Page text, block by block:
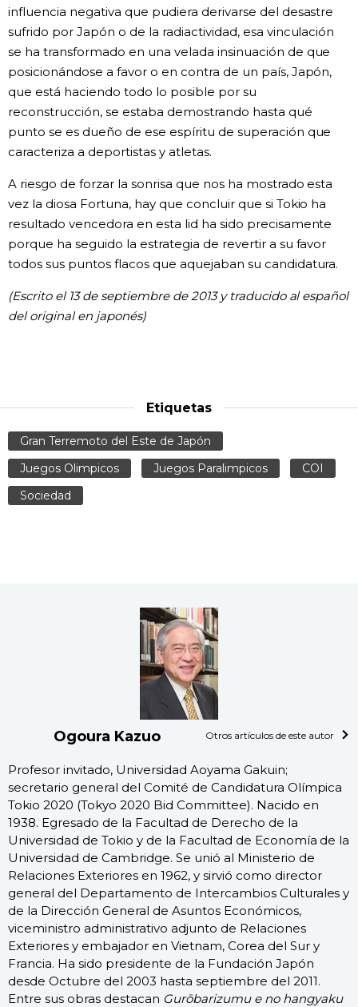
influencia negativa que pudiera derivarse del desastre
sufrido por Japón o de la radiactividad, esa vinculación
se ha transformado en una velada insinuación de que
posicionándose a favor o en contra de un país, Japón,
que está haciendo todo lo posible por su
reconstrucción, se estaba demostrando hasta qué
punto se es dueño de ese espíritu de superación que
caracteriza a deportistas y atletas.
A riesgo de forzar la sonrisa que nos ha mostrado esta
vez la diosa Fortuna, hay que concluir que si Tokio ha
resultado vencedora en esta lid ha sido precisamente
porque ha seguido la estrategia de revertir a su favor
todos sus puntos flacos que aquejaban su candidatura.
(Escrito el 13 de septiembre de 2013 y traducido al español
del original en japonés)
Etiquetas
Gran Terremoto del Este de Japón
Juegos Olimpicos
Juegos Paralimpicos
COI
Sociedad
Ogoura Kazuo Otros artículos de este autor
Profesor invitado, Universidad Aoyama Gakuin;
secretario general del Comité de Candidatura Olímpica
Tokio 2020 (Tokyo 2020 Bid Committee). Nacido en
1938. Egresado de la Facultad de Derecho de la
Universidad de Tokio y de la Facultad de Economía de la
Universidad de Cambridge. Se unió al Ministerio de
Relaciones Exteriores en 1962, y sirvió como director
general del Departamento de Intercambios Culturales y
de la Dirección General de Asuntos Económicos,
viceministro administrativo adjunto de Relaciones
Exteriores y embajador en Vietnam, Corea del Sur y
Francia. Ha sido presidente de la Fundación Japón
desde Octubre del 2003 hasta septiembre del 2011.
Entre sus obras destacan Gurōbarizumu e no hangyaku